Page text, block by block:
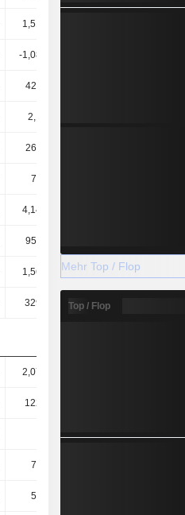
1,51 Mrd.
-1,08 Mrd.
424 Mio.
2,1 Mrd.
266 Mio.
77 Mio.
4,14 Mrd.
958 Mio.
1,56 Mrd. 869 Mio.
329 Mrd. 354 Mrd.
2,07 Mrd.
122 Mrd.
77 Mio.
51 Mio.
Mehr Top / Flop
Top / Flop